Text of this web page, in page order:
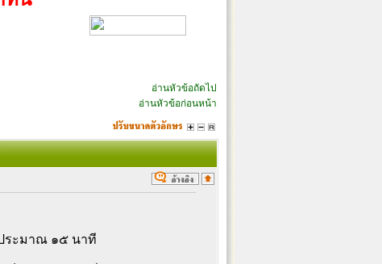
อ่านหัวข้อถัดไป
อ่านหัวข้อก่อนหน้า
ระมาณ ๑๕ นาที